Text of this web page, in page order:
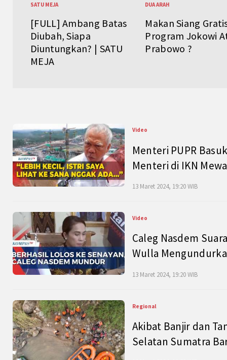
SATU MEJA
[FULL] Ambang Batas
Diubah, Siapa
Diuntungkan? | SATU
MEJA
DUA ARAH
Makan Siang
Program Jokowi
Prabowo ?
Video
Menteri PUPR
Menteri di IKN
13 Maret 2024, 19:20 WIB
Video
Caleg Nasdem
Wulla
13 Maret 2024, 19:20 WIB
Regional
Akibat Banjir dan
Selatan Sumatra